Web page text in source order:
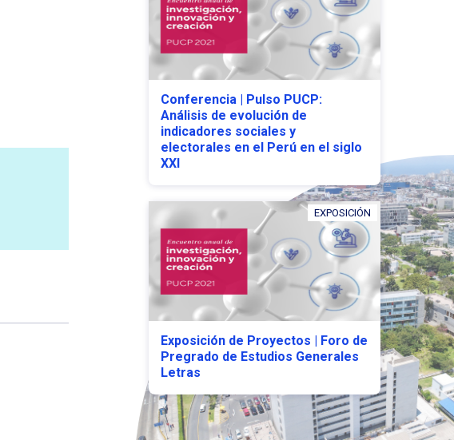
Conferencia | Pulso PUCP:
Análisis de evolución de
indicadores sociales y
electorales en el Perú en el siglo
XXI
EXPOSICIÓN
Exposición de Proyectos | Foro de
Pregrado de Estudios Generales
Letras